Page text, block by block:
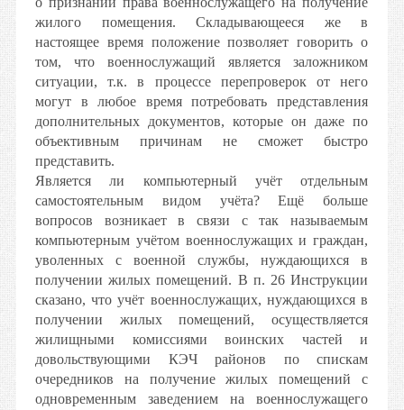
жилого помещения. Складывающееся же в
настоящее время положение позволяет говорить о
том, что военнослужащий является заложником
ситуации, т.к. в процессе перепроверок от него
могут в любое время потребовать представления
дополнительных документов, которые он даже по
объективным причинам не сможет быстро
представить.
Является ли компьютерный учёт отдельным
самостоятельным видом учёта? Ещё больше
вопросов возникает в связи с так называемым
компьютерным учётом военнослужащих и граждан,
уволенных с военной службы, нуждающихся в
получении жилых помещений. В п. 26 Инструкции
сказано, что учёт военнослужащих, нуждающихся в
получении жилых помещений, осуществляется
жилищными комиссиями воинских частей и
довольствующими КЭЧ районов по спискам
очередников на получение жилых помещений с
одновременным заведением на военнослужащего